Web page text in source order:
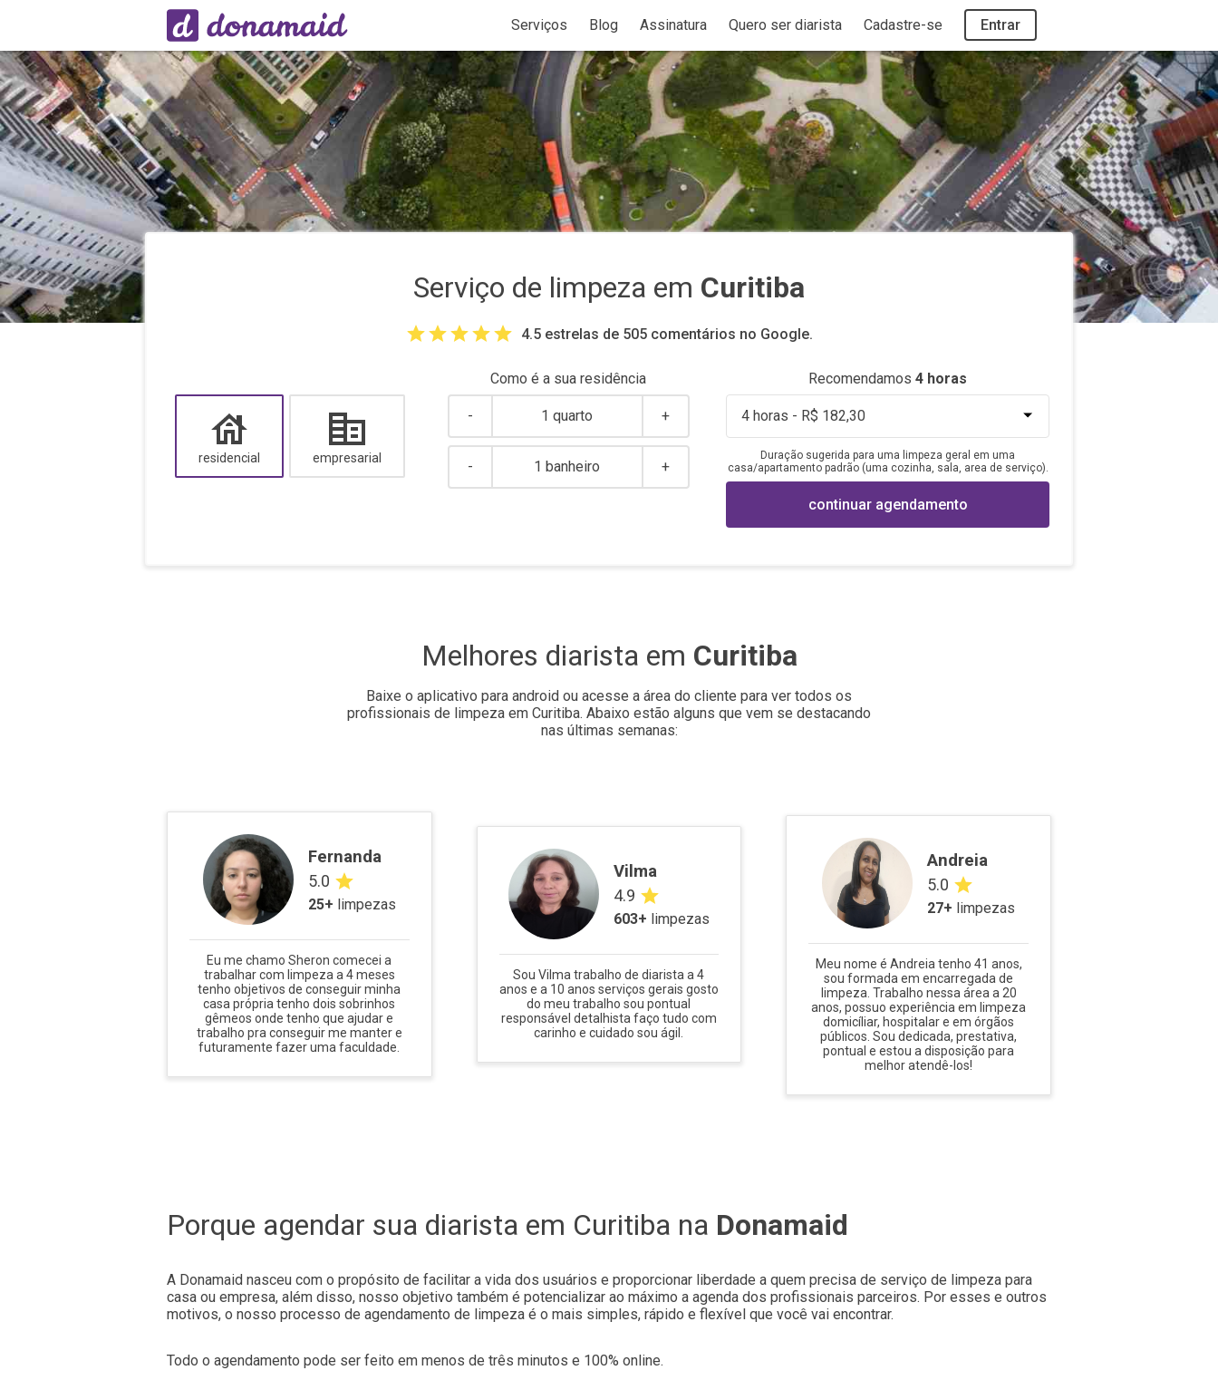
Serviços Blog Assinatura Quero ser diarista Cadastre-se Entrar
Serviço de limpeza em Curitiba
4.5 estrelas de 505 comentários no Google.
residencial empresarial
Como é a suaresidência
- 1 quarto +
- 1 banheiro +
Recomendamos4 horas
Duração sugerida para uma limpeza geral em uma
casa/apartamento padrão (uma cozinha, sala, area de serviço).
continuar agendamento
Melhores diarista em Curitiba
Baixe o aplicativo para android ou acesse a área do cliente para ver todos os
profissionais de limpeza em Curitiba. Abaixo estão alguns que vem se destacando
nas últimas semanas:
Fernanda
5.0
25+ limpezas
Eu me chamo Sheron comecei a
trabalhar com limpeza a 4 meses
tenho objetivos de conseguir minha
casa própria tenho dois sobrinhos
gêmeos onde tenho que ajudar e
trabalho pra conseguir me manter e
futuramente fazer uma faculdade.
Vilma
4.9
603+ limpezas
Sou Vilma trabalho de diarista a 4
anos e a 10 anos serviços gerais gosto
do meu trabalho sou pontual
responsável detalhista faço tudo com
carinho e cuidado sou ágil.
Andreia
5.0
27+ limpezas
Meu nome é Andreia tenho 41 anos,
sou formada em encarregada de
limpeza. Trabalho nessa área a 20
anos, possuo experiência em limpeza
domicíliar, hospitalar e em órgãos
públicos. Sou dedicada, prestativa,
pontual e estou a disposição para
melhor atendê-los!
Porque agendar sua diarista em Curitiba na Donamaid
A Donamaid nasceu com o propósito de facilitar a vida dos usuários e proporcionar liberdade a quem precisa de serviço de limpeza para
casa ou empresa, além disso, nosso objetivo também é potencializar ao máximo a agenda dos profissionais parceiros. Por esses e outros
motivos, o nosso processo de agendamento de limpeza é o mais simples, rápido e flexível que você vai encontrar.
Todo o agendamento pode ser feito em menos de três minutos e 100% online.